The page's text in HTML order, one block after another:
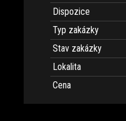
Dispozice
Typ zakázky
Stav zakázky
Lokalita
Cena